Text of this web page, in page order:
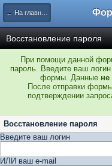
← На главную
Восстановление пароля
При помощи данной
пароль. Введите ваш
формы. Данные не
После отправки
подтверждении
Восстановление пароля
Введите ваш логин
ИЛИ ваш e-mail